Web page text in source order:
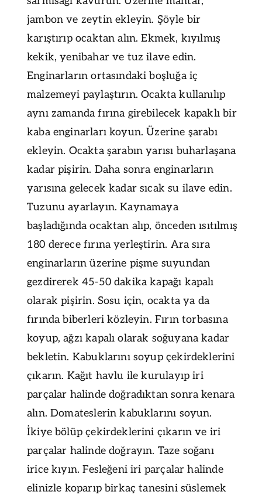
jambon ve zeytin ekleyin. Şöyle bir
karıştırıp ocaktan alın. Ekmek, kıyılmış
kekik, yenibahar ve tuz ilave edin.
Enginarların ortasındaki boşluğa iç
malzemeyi paylaştırın. Ocakta kullanılıp
aynı zamanda fırına girebilecek kapaklı bir
kaba enginarları koyun. Üzerine şarabı
ekleyin. Ocakta şarabın yarısı buharlaşana
kadar pişirin. Daha sonra enginarların
yarısına gelecek kadar sıcak su ilave edin.
Tuzunu ayarlayın. Kaynamaya
başladığında ocaktan alıp, önceden ısıtılmış
180 derece fırına yerleştirin. Ara sıra
enginarların üzerine pişme suyundan
gezdirerek 45-50 dakika kapağı kapalı
olarak pişirin. Sosu için, ocakta ya da
fırında biberleri közleyin. Fırın torbasına
koyup, ağzı kapalı olarak soğuyana kadar
bekletin. Kabuklarını soyup çekirdeklerini
çıkarın. Kağıt havlu ile kurulayıp iri
parçalar halinde doğradıktan sonra kenara
alın. Domateslerin kabuklarını soyun.
İkiye bölüp çekirdeklerini çıkarın ve iri
parçalar halinde doğrayın. Taze soğanı
irice kıyın. Fesleğeni iri parçalar halinde
elinizle koparıp birkaç tanesini süslemek